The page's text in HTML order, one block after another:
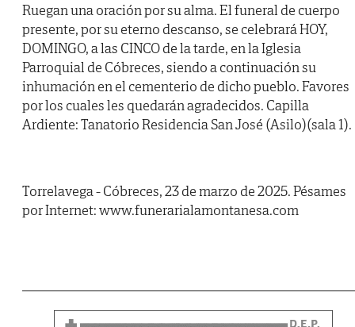
Ruegan una oración por su alma. El funeral de cuerpo
presente, por su eterno descanso, se celebrará HOY,
DOMINGO, a las CINCO de la tarde, en la Iglesia
Parroquial de Cóbreces, siendo a continuación su
inhumación en el cementerio de dicho pueblo. Favores
por los cuales les quedarán agradecidos. Capilla
Ardiente: Tanatorio Residencia San José (Asilo)(sala 1).
Torrelavega - Cóbreces, 23 de marzo de 2025. Pésames
por Internet: www.funerarialamontanesa.com